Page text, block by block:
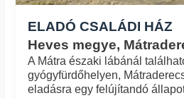
ELADÓ CSALÁDI HÁZ
Heves megye,
A Mátra északi lábánál
gyógyfürdőhelyen,
eladásra egy felújítandó